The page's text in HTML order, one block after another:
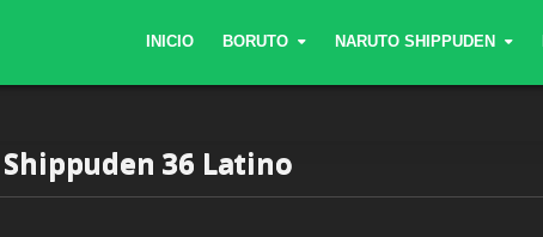
INICIO BORUTO NARUTO SHIPPUDEN
36 Latino